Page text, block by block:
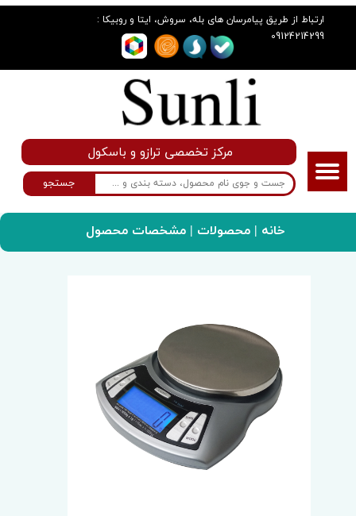
ارتباط از طریق پیامرسان های بله، سروش، ایتا و روبیکا :
09124214299
جستجو
مرکز تخصصی ترازو و باسکول
ترازوی دیجیتال مدل TX_5kg
خانه | محصولات | مشخصات محصول